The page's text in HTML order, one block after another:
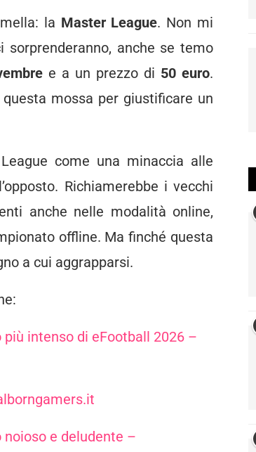
la Master League. Non mi
anche se temo
e a un prezzo di 50 euro.
mossa per giustificare un
come una minaccia alle
Richiamerebbe i vecchi
anche nelle modalità online,
offline. Ma finché questa
a cui aggrapparsi.
intenso di eFootball 2026 –
e deludente –